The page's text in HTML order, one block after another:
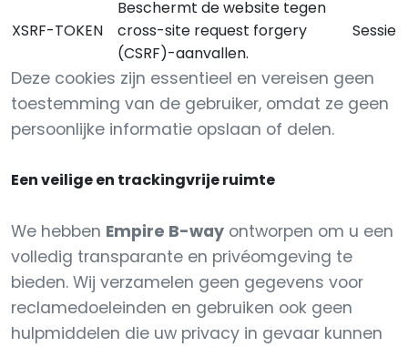
XSRF-TOKEN
Beschermt de website tegen
cross-site request forgery
(CSRF)-aanvallen.
Sessie
Deze cookies zijn essentieel en vereisen geen
toestemming van de gebruiker, omdat ze geen
persoonlijke informatie opslaan of delen.
Een veilige en trackingvrije ruimte
We hebben Empire B-way ontworpen om u een
volledig transparante en privéomgeving te
bieden. Wij verzamelen geen gegevens voor
reclamedoeleinden en gebruiken ook geen
hulpmiddelen die uw privacy in gevaar kunnen